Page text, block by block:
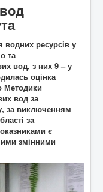
сіл
разом
писак
з "князьками" проек
водних ресурсів у
та
вод, з них 9 – у
оцінка
Методики
вод за
за виключенням
за
є
змінними